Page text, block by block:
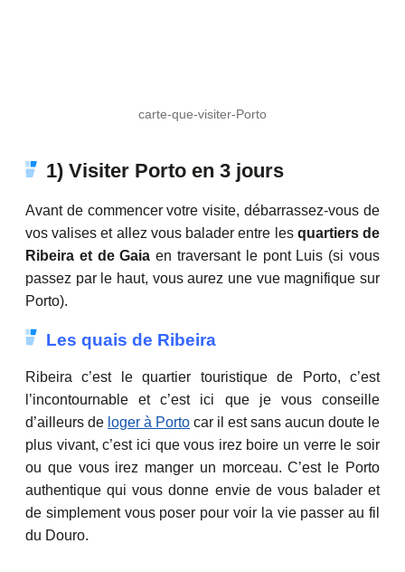
carte-que-visiter-Porto
1) Visiter Porto en 3 jours
Avant de commencer votre visite, débarrassez-vous de
vos valises et allez vous balader entre les quartiers de
Ribeira et de Gaia en traversant le pont Luis (si vous
passez par le haut, vous aurez une vue magnifique sur
Porto).
Les quais de Ribeira
Ribeira c’est le quartier touristique de Porto, c’est
l’incontournable et c’est ici que je vous conseille
d’ailleurs de loger à Porto car il est sans aucun doute le
plus vivant, c’est ici que vous irez boire un verre le soir
ou que vous irez manger un morceau. C’est le Porto
authentique qui vous donne envie de vous balader et
de simplement vous poser pour voir la vie passer au fil
du Douro.